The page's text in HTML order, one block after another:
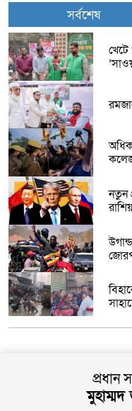
সর্বশেষ
নতুন
চার
সৌদি
প্রধান